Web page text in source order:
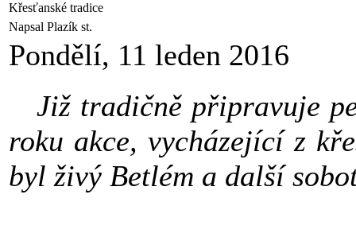
Křesťanské tradice
Napsal Plazík st.
Pondělí, 11 leden 2016
Již tradičně připravuje
roku akce, vycházející z
byl živý Betlém a další